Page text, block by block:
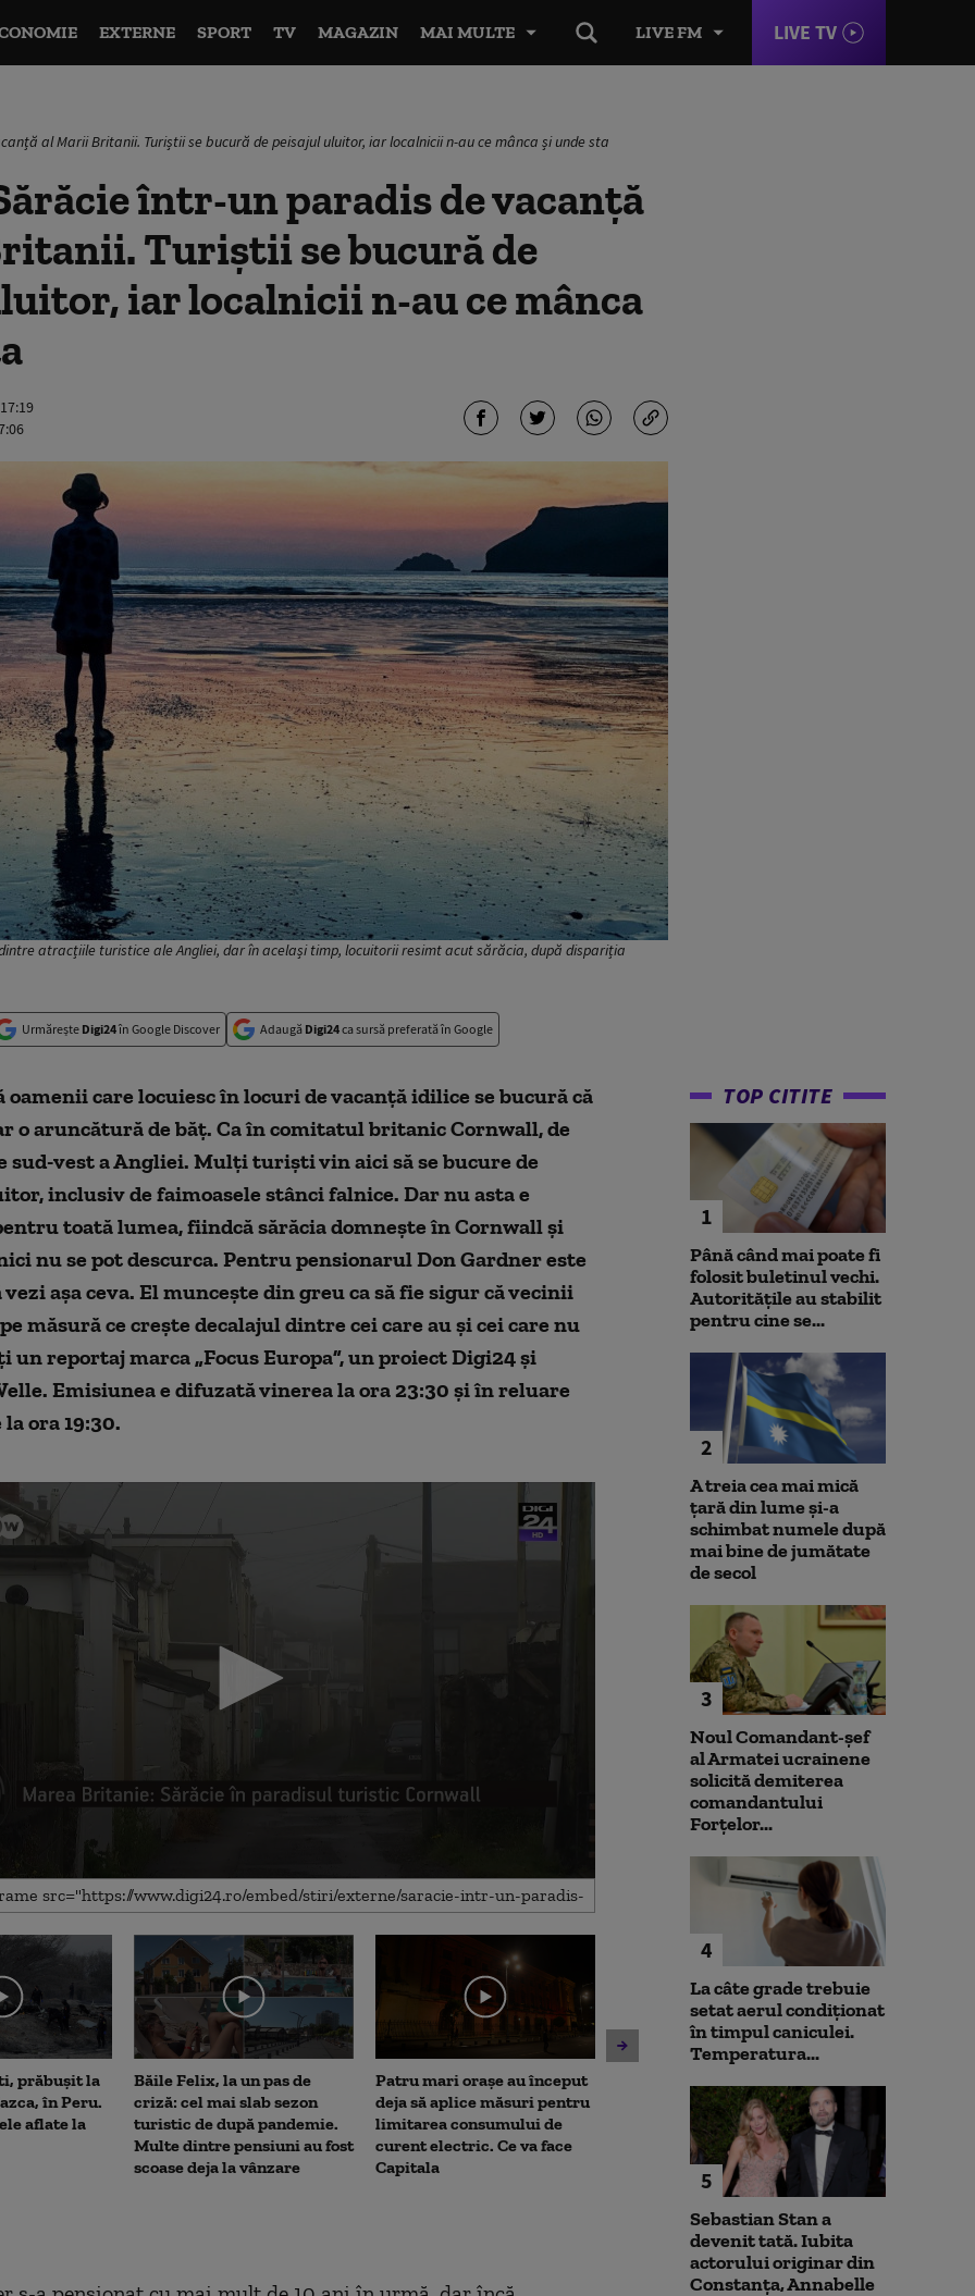
LIVE FM LIVE TV
EXTERNE SPORT TV MAGAZIN MAI MULTE
al Marii Britanii. Turiștii se bucură de peisajul uluitor, iar localnicii n-au ce mânca și unde sta
într-un paradis de vacanță
Turiștii se bucură de
iar localnicii n-au ce mânca
atracțiile turistice ale Angliei, dar în același timp, locuitorii resimt acut sărăcia, după dispariția
Urmărește Digi24în Google Discover Adaugă Digi24ca sursă preferată în Google
oamenii care locuiesc în locuri de vacanţă idilice se bucură că
o aruncătură de băţ. Ca în comitatul britanic Cornwall, de
sud-vest a Angliei. Mulţi turişti vin aici să se bucure de
inclusiv de faimoasele stânci falnice. Dar nu asta e
toată lumea, fiindcă sărăcia domneşte în Cornwall şi
nu se pot descurca. Pentru pensionarul Don Gardner este
aşa ceva. El munceşte din greu ca să fie sigur că vecinii
măsură ce creşte decalajul dintre cei care au şi cei care nu
un reportaj marca „Focus Europa”, un proiect Digi24 şi
Emisiunea e difuzată vinerea la ora 23:30 și în reluare
ora 19:30.
prăbușit la
în Peru.
aflate la
Băile Felix, la un pas de
criză: cel mai slab sezon
turistic de după pandemie.
Multe dintre pensiuni au fost
scoase deja la vânzare
Patru mari orașe au început
deja să aplice măsuri pentru
limitarea consumului de
curent electric. Ce va face
Capitala
Mamaia, după ce au fost
observate bucăți de dronă.
ISU și Poliția au izolat
perimetrul
STB. Pentru
sancțiuni
TOP CITITE
1
Până când mai poate fi
folosit buletinul vechi.
Autoritățile au stabilit
pentru cine se...
2
A treia cea mai mică
țară din lume și-a
schimbat numele după
mai bine de jumătate
de secol
3
Noul Comandant-șef
al Armatei ucrainene
solicită demiterea
comandantului
Forțelor...
4
La câte grade trebuie
setat aerul condiționat
în timpul caniculei.
Temperatura...
5
Sebastian Stan a
devenit tată. Iubita
actorului originar din
Constanța, Annabelle